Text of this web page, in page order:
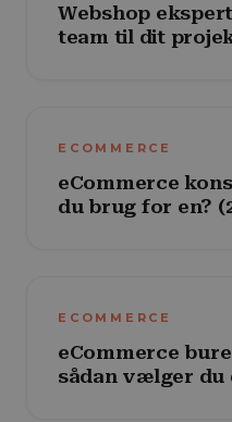
Webshop
team til dit
ECOMMERCE
eCommerce
du brug for en?
ECOMMERCE
eCommerce
sådan vælger du